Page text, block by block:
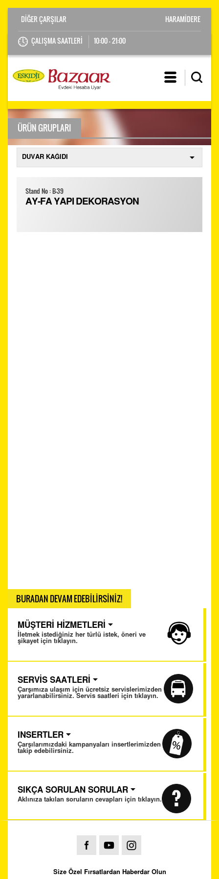
ÇALIŞMA SAATLERİ 10:00 - 21:00
HARAMİDERE
ÜRÜN GRUPLARI
Stand No : B-39
AY-FA YAPI DEKORASYON
BURADAN DEVAM EDEBİLİRSİNİZ!
MÜŞTERİ HİZMETLERİ
İletmek istediğiniz her türlü istek, öneri ve
şikayet için tıklayın.
SERVİS SAATLERİ
Çarşımıza ulaşım için ücretsiz servislerimizden
yararlanabilirsiniz. Servis saatleri için tıklayın.
INSERTLER
Çarşılarımızdaki kampanyaları insertlerimizden
takip edebilirsiniz.
SIKÇA SORULAN SORULAR
Aklınıza takılan soruların cevapları için tıklayın.
Size Özel Fırsatlardan Haberdar Olun